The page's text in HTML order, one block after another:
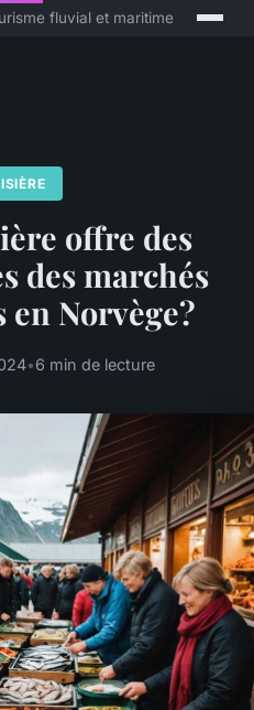
fluvial et maritime
offre des
des marchés
en Norvège?
•6 min de lecture